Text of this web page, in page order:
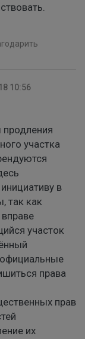
10:56
участка
в
так как
участок
официальные
права
прав
их